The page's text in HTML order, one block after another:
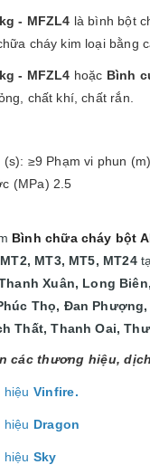
- MFZL4 là bình bột
cháy kim loại bằng
- MFZL4 hoặc Bình
chất khí, chất rắn.
≥9 Phạm vi phun
(MPa) 2.5
Bình chữa cháy bột
MT3, MT5, MT24
Xuân, Long
Thọ, Đan
Thất, Thanh Oai,
các thương hiệu,
Vinfire.
Dragon
Sky